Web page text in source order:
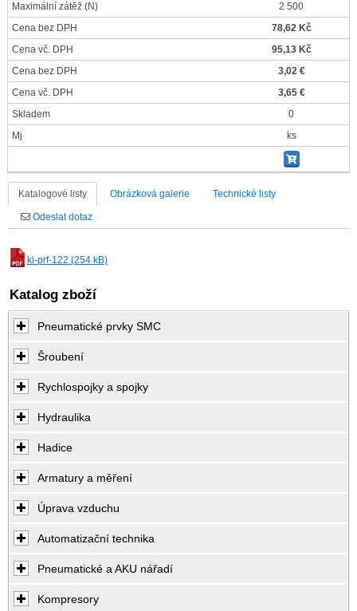
Maximální zátěž (N)
2 500
Cena bez DPH
78,62 Kč
Cena vč. DPH
95,13 Kč
Cena bez DPH
3,02 €
Cena vč. DPH
3,65 €
Skladem
0
Mj
ks
Katalogové listy Obrázková galerie Technické listy
Odeslat dotaz
kl-prf-122 (254 kB)
Katalog zboží
Pneumatické prvky SMC
Šroubení
Rychlospojky a spojky
Hydraulika
Hadice
Armatury a měření
Úprava vzduchu
Automatizační technika
Pneumatické a AKU nářadí
Kompresory